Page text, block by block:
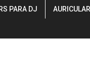
PARA DJ